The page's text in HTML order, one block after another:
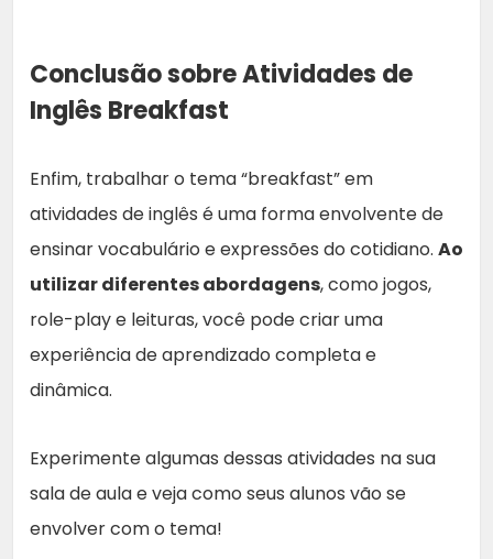
Conclusão sobre Atividades de
Inglês Breakfast
Enfim, trabalhar o tema “breakfast” em
atividades de inglês é uma forma envolvente de
ensinar vocabulário e expressões do cotidiano. Ao
utilizar diferentes abordagens, como jogos,
role-play e leituras, você pode criar uma
experiência de aprendizado completa e
dinâmica.
Experimente algumas dessas atividades na sua
sala de aula e veja como seus alunos vão se
envolver com o tema!